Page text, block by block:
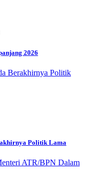
2026
Politik Lama